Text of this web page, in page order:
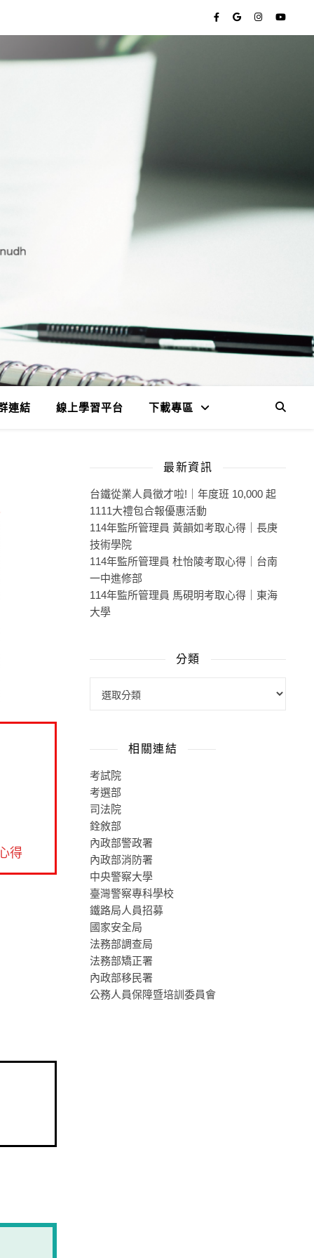
連結 線上學習平台 下載專區
得
最新資訊
台鐵從業人員徵才啦!｜年度班 10,000 起
1111大禮包合報優惠活動
114年監所管理員 黃韻如考取心得｜長庚
技術學院
114年監所管理員 杜怡陵考取心得｜台南
一中進修部
114年監所管理員 馬硯明考取心得｜東海
大學
分類
相關連結
考試院
考選部
司法院
銓敘部
內政部警政署
內政部消防署
中央警察大學
臺灣警察專科學校
鐵路局人員招募
國家安全局
法務部調查局
法務部矯正署
內政部移民署
公務人員保障暨培訓委員會